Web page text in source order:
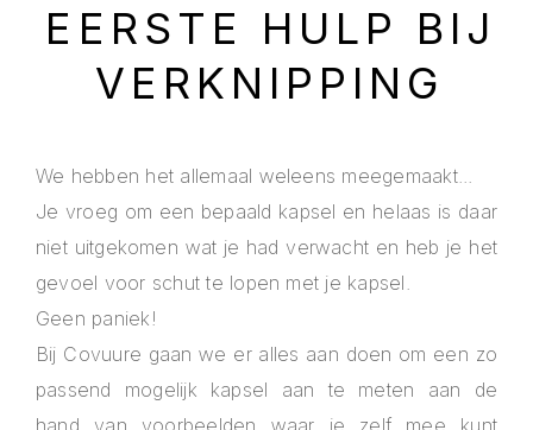
EERSTE HULP BIJ
VERKNIPPING
We hebben het allemaal weleens meegemaakt...
Je vroeg om een bepaald kapsel en helaas is daar
niet uitgekomen wat je had verwacht en heb je het
gevoel voor schut te lopen met je kapsel.
Geen paniek!
Bij Covuure gaan we er alles aan doen om een zo
passend mogelijk kapsel aan te meten aan de
hand van voorbeelden waar je zelf mee kunt